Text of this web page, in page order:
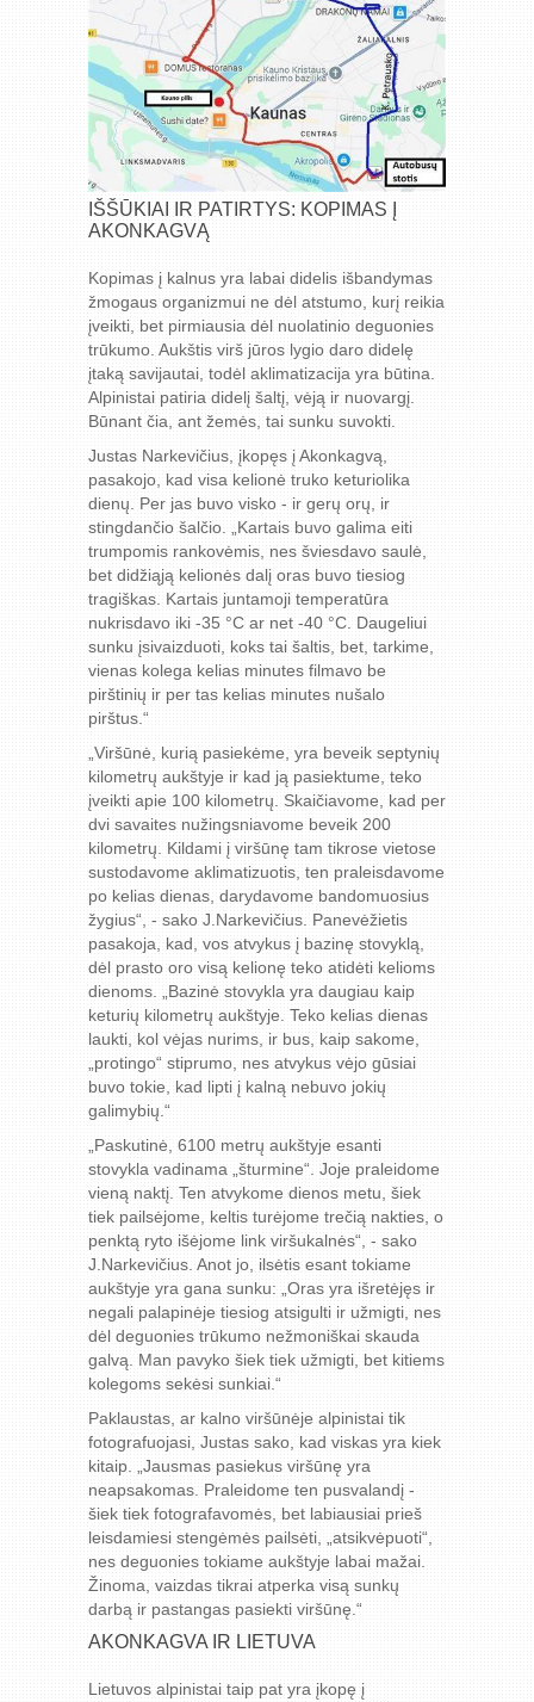
IŠŠŪKIAI IR PATIRTYS: KOPIMAS Į
AKONKAGVĄ
Kopimas į kalnus yra labai didelis išbandymas
žmogaus organizmui ne dėl atstumo, kurį reikia
įveikti, bet pirmiausia dėl nuolatinio deguonies
trūkumo. Aukštis virš jūros lygio daro didelę
įtaką savijautai, todėl aklimatizacija yra būtina.
Alpinistai patiria didelį šaltį, vėją ir nuovargį.
Būnant čia, ant žemės, tai sunku suvokti.
Justas Narkevičius, įkopęs į Akonkagvą,
pasakojo, kad visa kelionė truko keturiolika
dienų. Per jas buvo visko - ir gerų orų, ir
stingdančio šalčio. „Kartais buvo galima eiti
trumpomis rankovėmis, nes šviesdavo saulė,
bet didžiąją kelionės dalį oras buvo tiesiog
tragiškas. Kartais juntamoji temperatūra
nukrisdavo iki -35 °C ar net -40 °C. Daugeliui
sunku įsivaizduoti, koks tai šaltis, bet, tarkime,
vienas kolega kelias minutes filmavo be
pirštinių ir per tas kelias minutes nušalo
pirštus.“
„Viršūnė, kurią pasiekėme, yra beveik septynių
kilometrų aukštyje ir kad ją pasiektume, teko
įveikti apie 100 kilometrų. Skaičiavome, kad per
dvi savaites nužingsniavome beveik 200
kilometrų. Kildami į viršūnę tam tikrose vietose
sustodavome aklimatizuotis, ten praleisdavome
po kelias dienas, darydavome bandomuosius
žygius“, - sako J.Narkevičius. Panevėžietis
pasakoja, kad, vos atvykus į bazinę stovyklą,
dėl prasto oro visą kelionę teko atidėti kelioms
dienoms. „Bazinė stovykla yra daugiau kaip
keturių kilometrų aukštyje. Teko kelias dienas
laukti, kol vėjas nurims, ir bus, kaip sakome,
„protingo“ stiprumo, nes atvykus vėjo gūsiai
buvo tokie, kad lipti į kalną nebuvo jokių
galimybių.“
„Paskutinė, 6100 metrų aukštyje esanti
stovykla vadinama „šturmine“. Joje praleidome
vieną naktį. Ten atvykome dienos metu, šiek
tiek pailsėjome, keltis turėjome trečią nakties, o
penktą ryto išėjome link viršukalnės“, - sako
J.Narkevičius. Anot jo, ilsėtis esant tokiame
aukštyje yra gana sunku: „Oras yra išretėjęs ir
negali palapinėje tiesiog atsigulti ir užmigti, nes
dėl deguonies trūkumo nežmoniškai skauda
galvą. Man pavyko šiek tiek užmigti, bet kitiems
kolegoms sekėsi sunkiai.“
Paklaustas, ar kalno viršūnėje alpinistai tik
fotografuojasi, Justas sako, kad viskas yra kiek
kitaip. „Jausmas pasiekus viršūnę yra
neapsakomas. Praleidome ten pusvalandį -
šiek tiek fotografavomės, bet labiausiai prieš
leisdamiesi stengėmės pailsėti, „atsikvėpuoti“,
nes deguonies tokiame aukštyje labai mažai.
Žinoma, vaizdas tikrai atperka visą sunkų
darbą ir pastangas pasiekti viršūnę.“
AKONKAGVA IR LIETUVA
Lietuvos alpinistai taip pat yra įkopę į